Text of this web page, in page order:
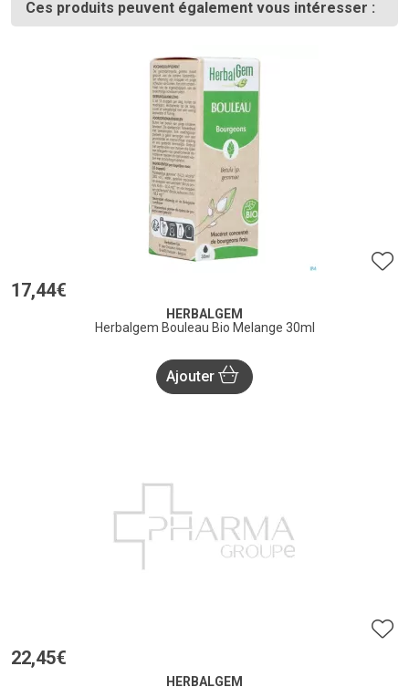
Ces produits peuvent également vous intéresser :
17,44€
HERBALGEM
Herbalgem Bouleau Bio Melange 30ml
Ajouter
22,45€
HERBALGEM